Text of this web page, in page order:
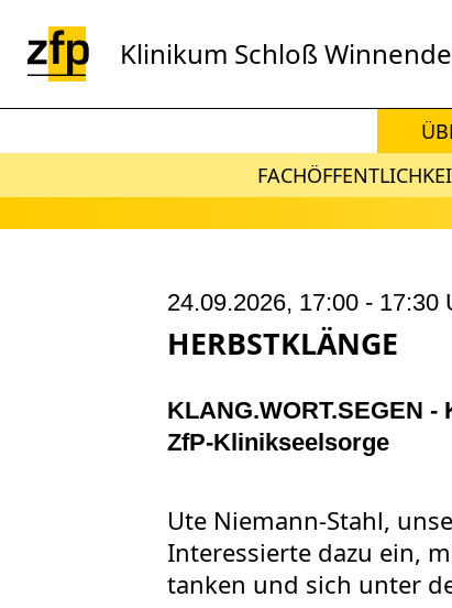
Klinikum Schloß
24.09.2026, 17:00- 17:30
HERBSTKLÄNGE
KLANG.WORT.SEGEN
ZfP-Klinikseelsorge
Ute Niemann-Stahl,
Interessierte dazu ein,
tanken und sich unter